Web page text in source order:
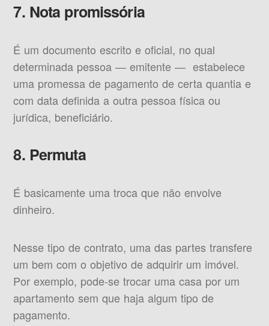
7. Nota promissória
É um documento escrito e oficial, no qual
determinada pessoa — emitente — estabelece
uma promessa de pagamento de certa quantia e
com data definida a outra pessoa física ou
jurídica, beneficiário.
8. Permuta
É basicamente uma troca que não envolve
dinheiro.
Nesse tipo de contrato, uma das partes transfere
um bem com o objetivo de adquirir um imóvel.
Por exemplo, pode-se trocar uma casa por um
apartamento sem que haja algum tipo de
pagamento.